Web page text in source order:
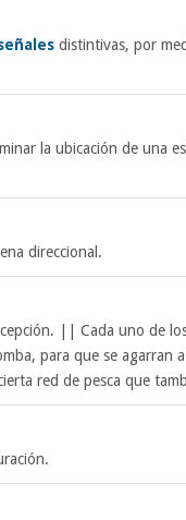
distintivas, por
la ubicación de una
direccional.
|| Cada uno de
para que se agarran
red de pesca que